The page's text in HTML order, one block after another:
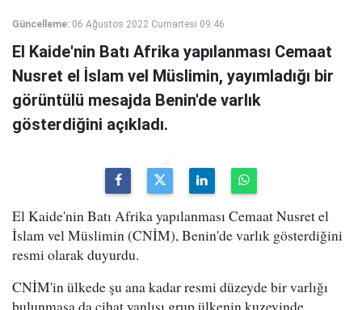
Güncelleme: 06 Ağustos 2022 Cumartesi 09:46
El Kaide'nin Batı Afrika yapılanması Cemaat
Nusret el İslam vel Müslimin, yayımladığı bir
görüntülü mesajda Benin'de varlık
gösterdiğini açıkladı.
El Kaide'nin Batı Afrika yapılanması Cemaat Nusret el
İslam vel Müslimin (CNİM), Benin'de varlık gösterdiğini
resmi olarak duyurdu.
CNİM'in ülkede şu ana kadar resmi düzeyde bir varlığı
bulunmasa da cihat yanlısı grup ülkenin kuzeyinde